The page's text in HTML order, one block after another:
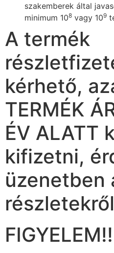
szakemberek által
minimum 108 vagy 109
A termék
kérhető,
TERMÉK
ÉV ALATT
kifizetni,
üzenetben